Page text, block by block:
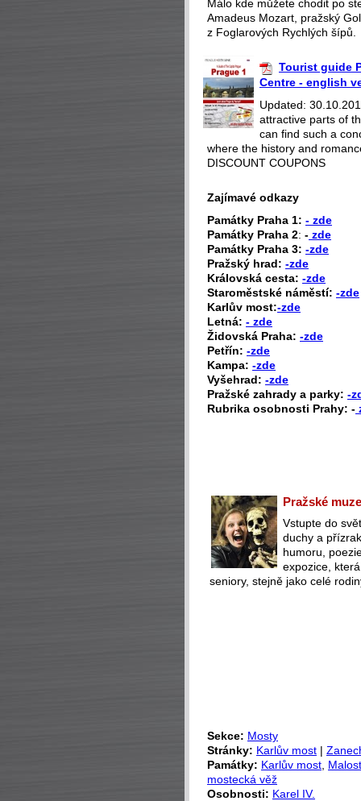
Málo kde můžete chodit po
Amadeus Mozart, pražský
z Foglarových Rychlých šípů.
Tourist guide
Centre - english
Updated:
attractive parts of
can find such a
where the history and
DISCOUNT COUPONS
Zajímavé odkazy
Památky Praha 1: - zde
Památky Praha 2: - zde
Památky Praha 3: -zde
Pražský hrad: -zde
Královská cesta: -zde
Staroměstské náměstí: -zde
Karlův most:-zde
Letná: - zde
Židovská Praha: -zde
Petřín: -zde
Kampa: -zde
Vyšehrad: -zde
Pražské zahrady a parky: -
Rubrika osobnosti Prahy: -
Pražské
Vstupte do
duchy a
humoru,
expozice,
seniory, stejně jako celé
Sekce: Mosty
Stránky: Karlův most |
Památky: Karlův most
mostecká věž
Osobnosti: Karel IV.